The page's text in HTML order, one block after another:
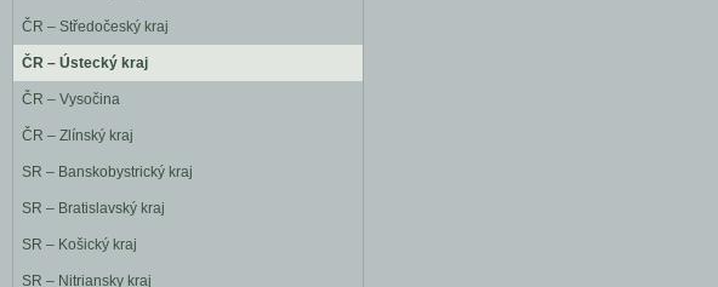
ČR – Středočeský kraj
ČR – Ústecký kraj
ČR – Vysočina
ČR – Zlínský kraj
SR – Banskobystrický kraj
SR – Bratislavský kraj
SR – Košický kraj
SR – Nitriansky kraj